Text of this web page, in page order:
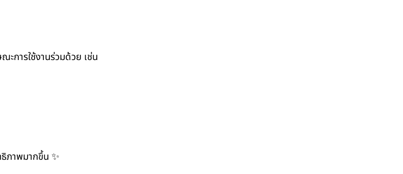
การใช้งานร่วมด้วย เช่น
ธิภาพมากขึ้น ✨